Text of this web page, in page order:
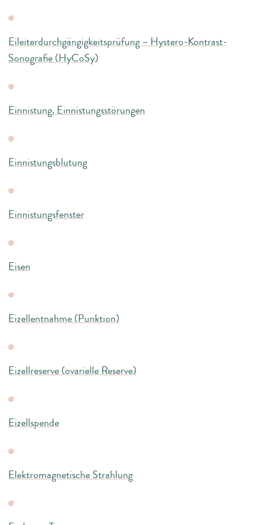
Eileiterdurchgängigkeitsprüfung – Hystero-Kontrast-
Sonografie (HyCoSy)
Einnistung, Einnistungsstörungen
Einnistungsblutung
Einnistungsfenster
Eisen
Eizellentnahme (Punktion)
Eizellreserve (ovarielle Reserve)
Eizellspende
Elektromagnetische Strahlung